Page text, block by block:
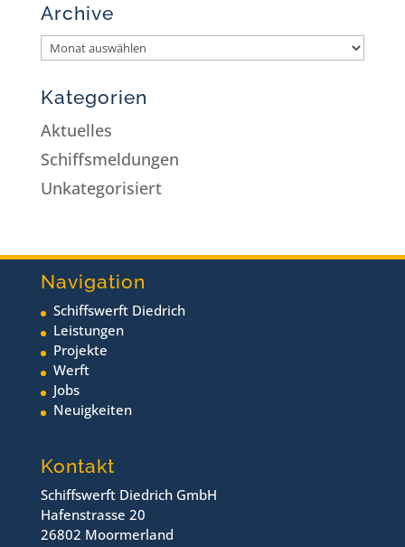
Archive
Kategorien
Aktuelles
Schiffsmeldungen
Unkategorisiert
Navigation
Schiffswerft Diedrich
Leistungen
Projekte
Werft
Jobs
Neuigkeiten
Kontakt
Schiffswerft Diedrich GmbH
Hafenstrasse 20
26802 Moormerland